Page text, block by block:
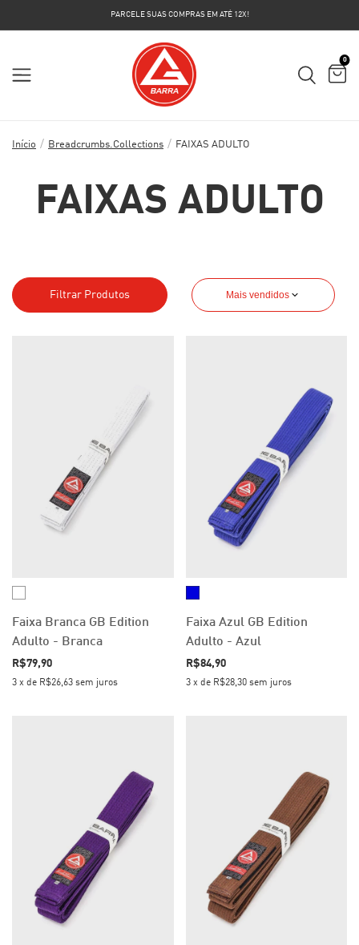
PARCELE SUAS COMPRAS EM ATÉ 12X!
0
Início / Breadcrumbs.collections / FAIXAS ADULTO
FAIXAS ADULTO
Filtrar Produtos Mais vendidos
Faixa Branca GB Edition
Adulto - Branca
R$79,90
3 x de R$26,63 sem juros
Faixa Azul GB Edition
Adulto - Azul
R$84,90
3 x de R$28,30 sem juros